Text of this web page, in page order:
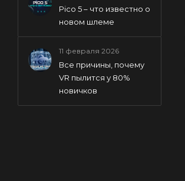
Pico 5 – что известно о
новом шлеме
11 февраля 2026
Все причины, почему
VR пылится у 80%
новичков